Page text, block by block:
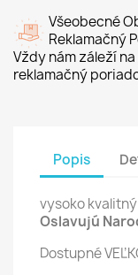
Všeobecné
Reklamačný
Vždy nám záleží
reklamačný
Popis
vysoko
Oslavujú
Dostupné